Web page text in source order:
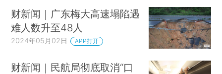
财新闻｜广东梅大高速塌陷遇
难人数升至48人
2024年05月02日 APP打开
财新闻｜民航局彻底取消“口